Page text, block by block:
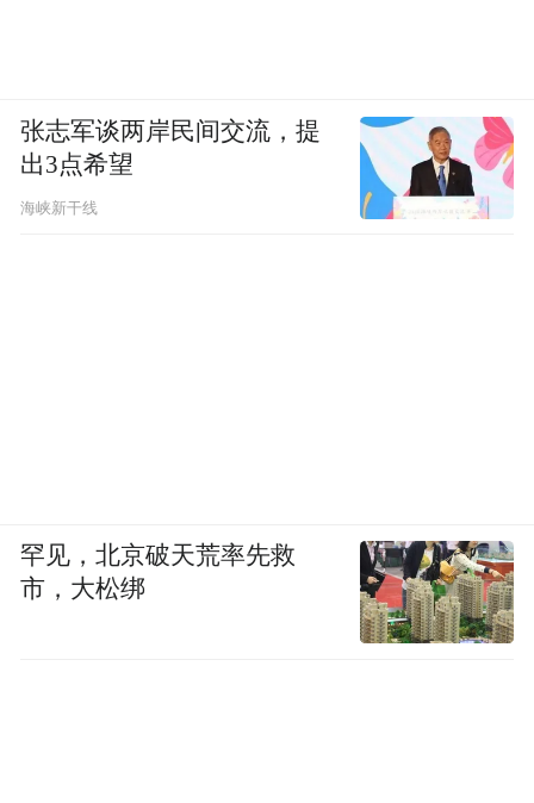
张志军谈两岸民间交流，提
出3点希望
海峡新干线
罕见，北京破天荒率先救
市，大松绑